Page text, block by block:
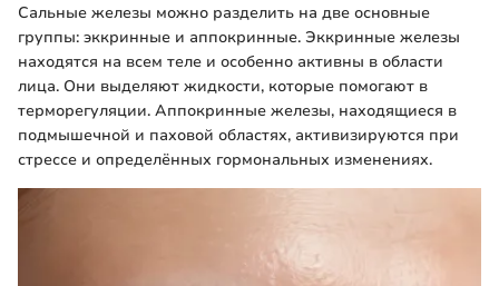
Сальные железы можно разделить на две основные
группы: эккринные и аппокринные. Эккринные железы
находятся на всем теле и особенно активны в области
лица. Они выделяют жидкости, которые помогают в
терморегуляции. Аппокринные железы, находящиеся в
подмышечной и паховой областях, активизируются при
стрессе и определённых гормональных изменениях.